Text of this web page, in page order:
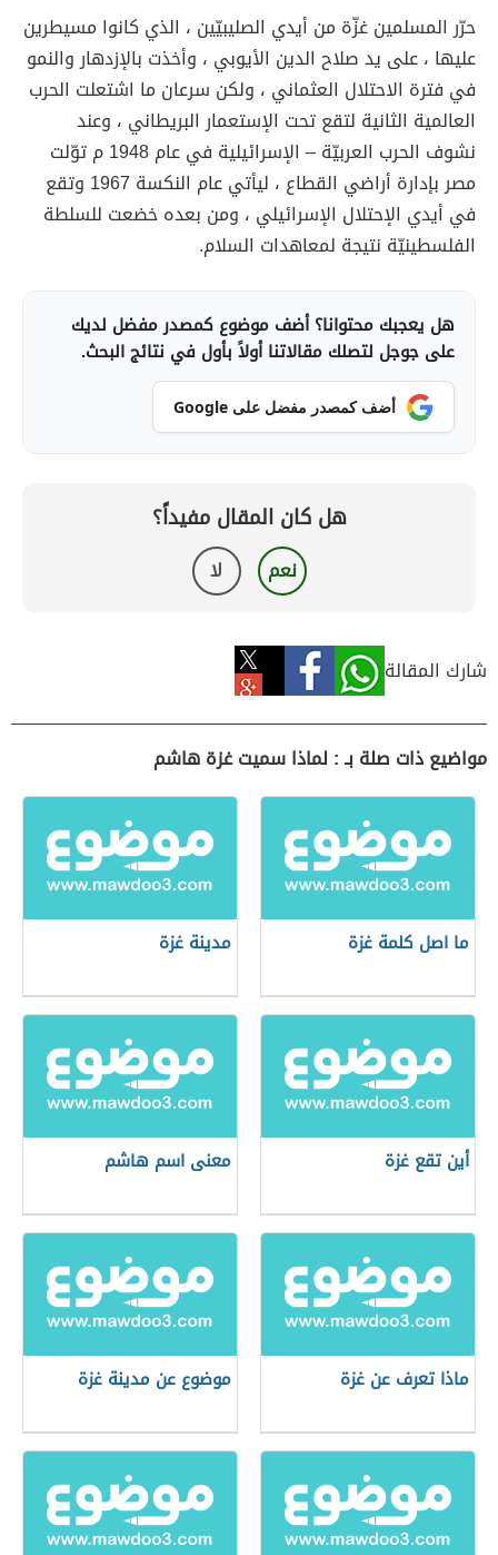
حرّر المسلمين غزّة من أيدي الصليبيّين ، الذي كانوا مسيطرين
عليها ، على يد صلاح الدين الأيوبي ، وأخذت بالإزدهار والنمو
في فترة الاحتلال العثماني ، ولكن سرعان ما اشتعلت الحرب
العالمية الثانية لتقع تحت الإستعمار البريطاني ، وعند
نشوف الحرب العربيّة – الإسرائيلية في عام 1948 م توّلت
مصر بإدارة أراضي القطاع ، ليأتي عام النكسة 1967 وتقع
في أيدي الإحتلال الإسرائيلي ، ومن بعده خضعت للسلطة
الفلسطينيّة نتيجة لمعاهدات السلام.
هل يعجبك محتوانا؟ أضف موضوع كمصدر مفضل لديك
على جوجل لتصلك مقالاتنا أولاً بأول في نتائج البحث.
أضف كمصدر مفضل على Google
هل كان المقال مفيداً؟
نعم لا
شارك المقالة
مواضيع ذات صلة بـ : لماذا سميت غزة هاشم
ما اصل كلمة غزة مدينة غزة
أين تقع غزة معنى اسم هاشم
ماذا تعرف عن غزة موضوع عن مدينة غزة